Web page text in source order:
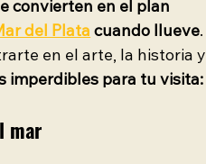
convierten en el plan
del Plata cuando llueve
en el arte, la historia
imperdibles para tu visita:
mar